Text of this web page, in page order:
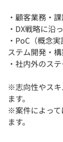
・顧客業務・
・DX戦略に沿
・PoC（概念
ステム開発・
・社内外のス
※志向性やスキ
ます。
※案件によって
ます。